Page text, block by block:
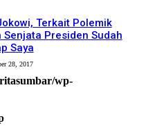
wp-
Terkait Polemik
Senjata Presiden Sudah
Saya
28, 2017